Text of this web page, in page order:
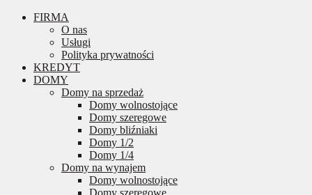
FIRMA
O nas
Usługi
Polityka prywatności
KREDYT
DOMY
Domy na sprzedaż
Domy wolnostojące
Domy szeregowe
Domy bliźniaki
Domy 1/2
Domy 1/4
Domy na wynajem
Domy wolnostojące
Domy szeregowe